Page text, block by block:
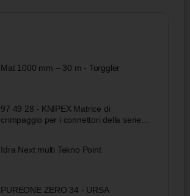
Mat 1000 mm – 30 m - Torggler
97 49 28 - KNIPEX Matrice di
crimpaggio per i connettori della serie
Idra Next multi Tekno Point
PUREONE ZERO 34 - URSA